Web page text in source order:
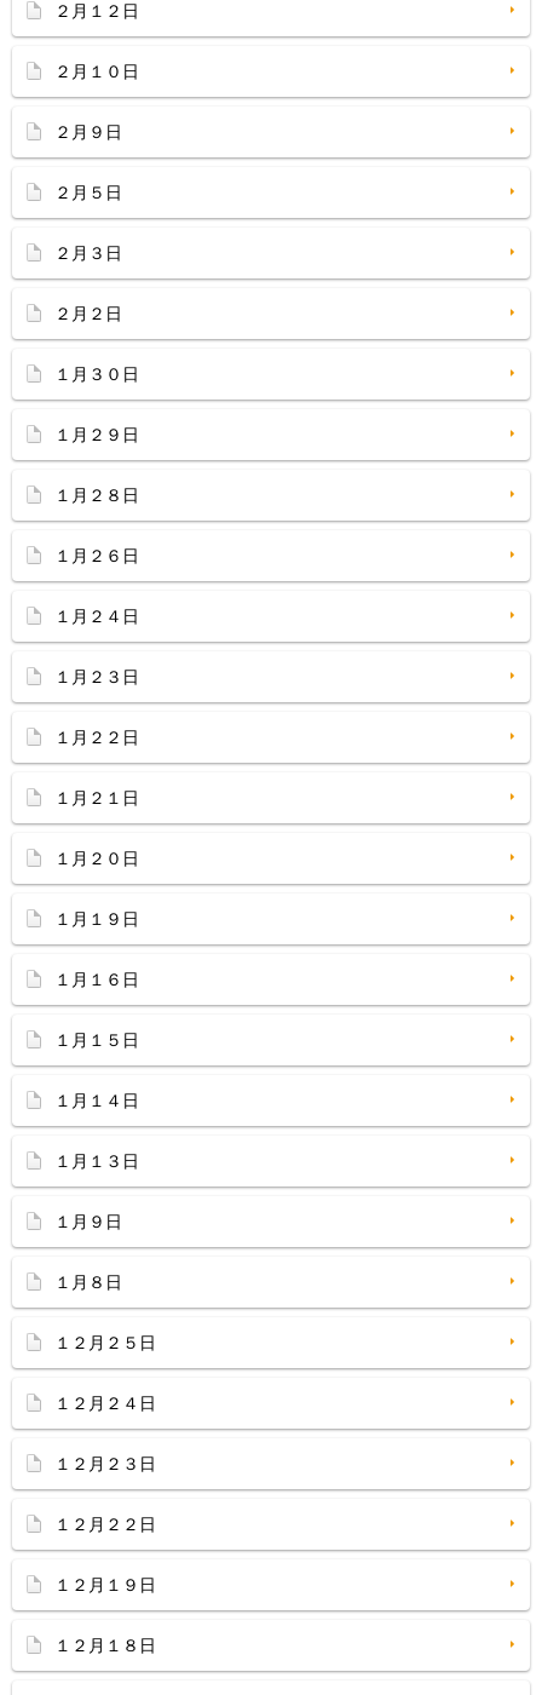
２月１２日
２月１０日
２月９日
２月５日
２月３日
２月２日
１月３０日
１月２９日
１月２８日
１月２６日
１月２４日
１月２３日
１月２２日
１月２１日
１月２０日
１月１９日
１月１６日
１月１５日
１月１４日
１月１３日
１月９日
１月８日
１２月２５日
１２月２４日
１２月２３日
１２月２２日
１２月１９日
１２月１８日